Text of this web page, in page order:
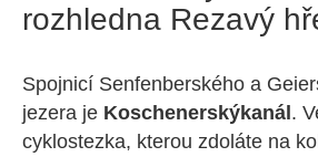
rozhledna Rezavý
Spojnicí Senfenberského a
jezera je Koschenerskýkanál.
cyklostezka, kterou zdoláte na